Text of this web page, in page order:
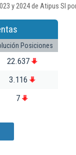
y 2024 de Atipus Sl
Posiciones
22.637
3.116
7